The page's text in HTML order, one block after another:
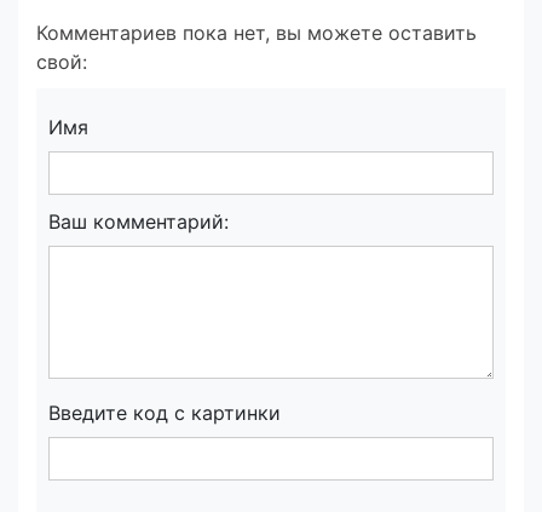
Комментариев пока нет, вы можете оставить
свой:
Имя
Ваш комментарий:
Введите код с картинки